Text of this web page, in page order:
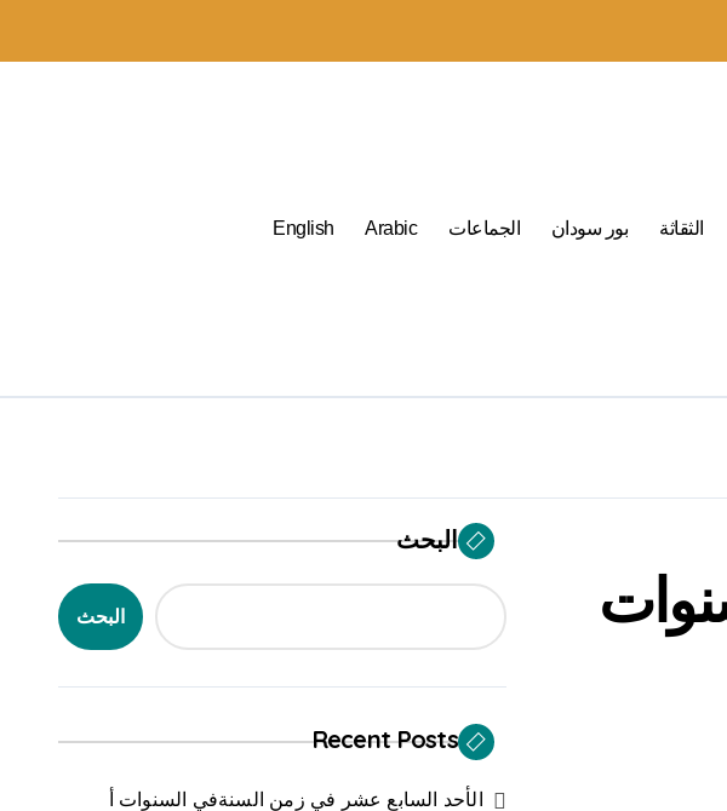
الثقاثة بور سودان الجماعات Arabic
English
البحث
البحث
Recent Posts
الأحد السابع عشر في زمن السنةفي السنوات أ